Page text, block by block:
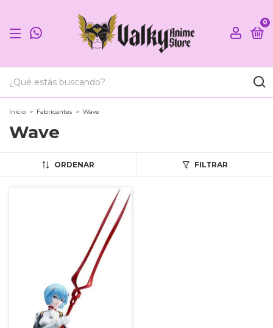
0
Inicio > Fabricantes > Wave
Wave
ORDENAR FILTRAR